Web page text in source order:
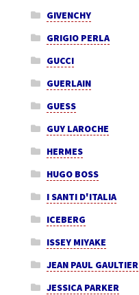
GIVENCHY
GRIGIO PERLA
GUCCI
GUERLAIN
GUESS
GUY LAROCHE
HERMES
HUGO BOSS
I SANTI D'ITALIA
ICEBERG
ISSEY MIYAKE
JEAN PAUL GAULTIER
JESSICA PARKER